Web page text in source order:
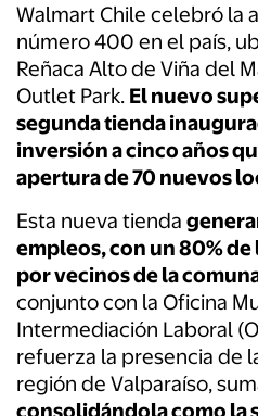
Walmart Chile celebró la
número 400 en el país,
Reñaca Alto de Viña del
Outlet Park. El nuevo
segunda tienda
inversión a cinco años
apertura de 70 nuevos
Esta nueva tienda
empleos, con un 80%
por vecinos de la
conjunto con la Oficina
Intermediación Laboral
refuerza la presencia de
región de Valparaíso,
consolidándola como la